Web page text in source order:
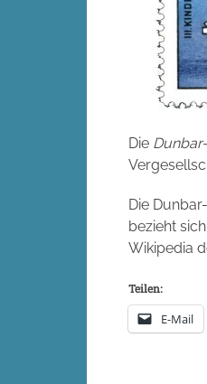
Die
Die
bezieht
Wikipedia
Teilen:
E-Mail